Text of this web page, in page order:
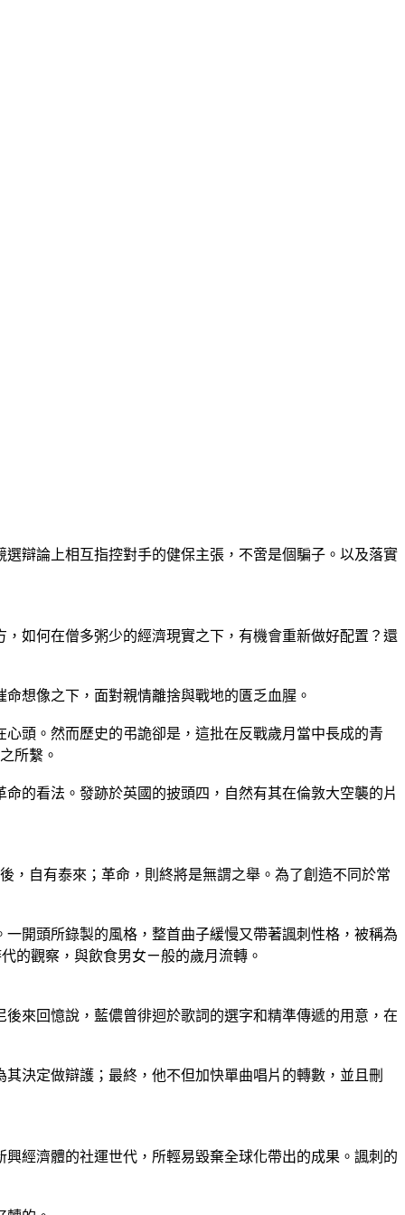
辯論上相互指控對手的健保主張，不啻是個騙子。以及落實
如何在僧多粥少的經濟現實之下，有機會重新做好配置？還
想像之下，面對親情離捨與戰地的匱乏血腥。
頭。然而歷史的弔詭卻是，這批在反戰歲月當中長成的青
所繫。
的看法。發跡於英國的披頭四，自然有其在倫敦大空襲的片
，自有泰來；革命，則終將是無謂之舉。為了創造不同於常
開頭所錄製的風格，整首曲子緩慢又帶著諷刺性格，被稱為
的觀察，與飲食男女ㄧ般的歲月流轉。
來回憶說，藍儂曾徘迴於歌詞的選字和精準傳遞的用意，在
決定做辯護；最終，他不但加快單曲唱片的轉數，並且刪
經濟體的社運世代，所輕易毀棄全球化帶出的成果。諷刺的